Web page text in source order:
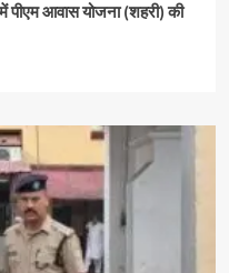
पीएम आवास योजना (शहरी) की